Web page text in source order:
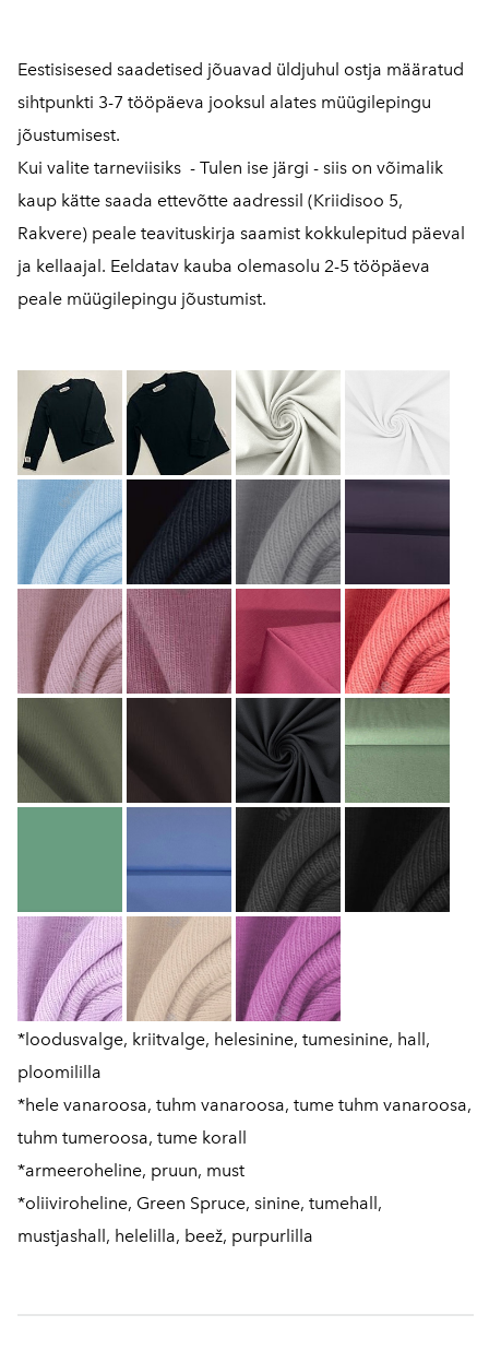
*loodusvalge, kriitvalge, helesinine, tumesinine, hall,
ploomililla
*hele vanaroosa, tuhm vanaroosa, tume tuhm vanaroosa,
tuhm tumeroosa, tume korall
*armeeroheline, pruun, must
*oliiviroheline, Green Spruce, sinine, tumehall,
mustjashall, helelilla, beež, purpurlilla
Eestisisesed saadetised jõuavad üldjuhul ostja määratud
sihtpunkti 3-7 tööpäeva jooksul alates müügilepingu
jõustumisest.
Kui valite tarneviisiks - Tulen ise järgi - siis on võimalik
kaup kätte saada ettevõtte aadressil (Kriidisoo 5,
Rakvere) peale teavituskirja saamist kokkulepitud päeval
ja kellaajal. Eeldatav kauba olemasolu 2-5 tööpäeva
peale müügilepingu jõustumist.